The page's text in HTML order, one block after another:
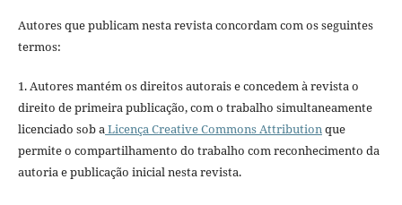
Autores que publicam nesta revista concordam com os seguintes
termos:
1. Autores mantém os direitos autorais e concedem à revista o
direito de primeira publicação, com o trabalho simultaneamente
licenciado sob aLicença Creative Commons Attributionque
permite o compartilhamento do trabalho com reconhecimento da
autoria e publicação inicial nesta revista.